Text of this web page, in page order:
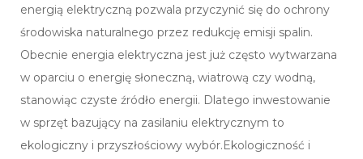
energią elektryczną pozwala przyczynić się do ochrony
środowiska naturalnego przez redukcję emisji spalin.
Obecnie energia elektryczna jest już często wytwarzana
w oparciu o energię słoneczną, wiatrową czy wodną,
stanowiąc czyste źródło energii. Dlatego inwestowanie
w sprzęt bazujący na zasilaniu elektrycznym to
ekologiczny i przyszłościowy wybór.Ekologiczność i